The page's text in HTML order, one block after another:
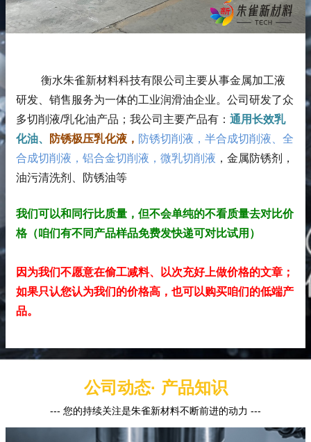
衡水朱雀新材料科技有限公司主要从事金属加工液
研发、销售服务为一体的工业润滑油企业。公司研发了众
多切削液/乳化油产品； 我公司主要产品有： 通用长效乳
化油、
防锈极压乳化液， 防锈切削液，半合成切削液、全
合成切削液，铝合金切削液，微乳切削液 ，金属防锈剂，
油污清洗剂、防锈油等
我们可以和同行比质量，但不会单纯的不看质量去对比价
格（咱们有不同产品样品免费发快递可对比试用）
因为我们不愿意在偷工减料、以次充好上做价格的文章；
如果只认您认为我们的价格高，也可以购买咱们的低端产
品。
公司动态· 产品知识
--- 您的持续关注是朱雀新材料不断前进的动力 ---